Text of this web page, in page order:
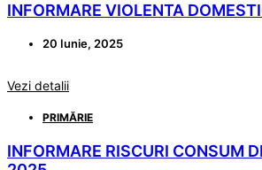
INFORMARE VIOLENTA
20 Iunie, 2025
Vezi detalii
PRIMĂRIE
INFORMARE RISCURI CONSUM